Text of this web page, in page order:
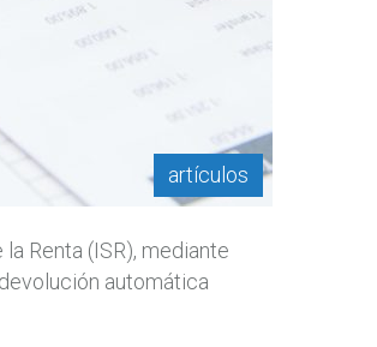
artículos
Renta (ISR), mediante
automática